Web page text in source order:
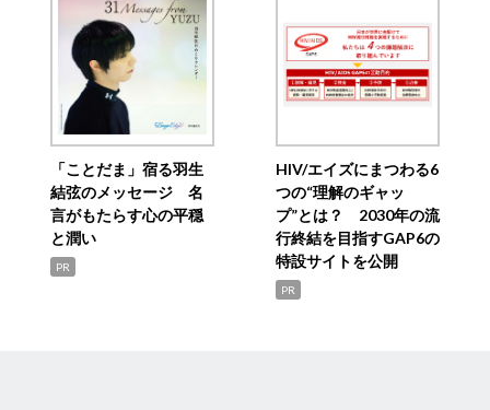
「ことだま」宿る羽生
結弦のメッセージ 名
言がもたらす心の平穏
と潤い
PR
HIV/エイズにまつわる6
つの“理解のギャッ
プ”とは？ 2030年の流
行終結を目指すGAP6の
特設サイトを公開
PR